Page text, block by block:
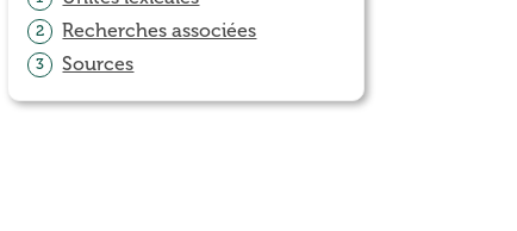
2 Recherches associées
3 Sources